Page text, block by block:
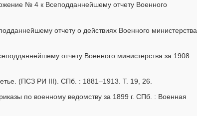
№ 4 к Всеподданнейшему отчету Военного
отчету о действиях Военного министерства
отчету Военного министерства за 1908
(ПСЗ РИ III). СПб. : 1881–1913. Т. 19, 26.
по военному ведомству за 1899 г. СПб. : Военная